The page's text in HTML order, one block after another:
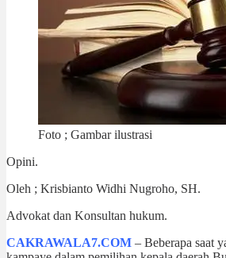
Foto ; Gambar ilustrasi
Opini.
Oleh ; Krisbianto Widhi Nugroho, SH.
Advokat dan Konsultan hukum.
CAKRAWALA7.COM – Beberapa saat